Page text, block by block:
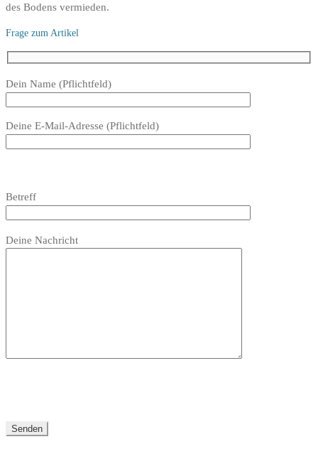
des Bodens vermieden.
Frage zum Artikel
Bitte
Feld
leer.
Dein Name (Pflichtfeld)
Deine E-Mail-Adresse (Pflichtfeld)
dieses
lasse
dieses
leer.
Betreff
lasse
Deine Nachricht